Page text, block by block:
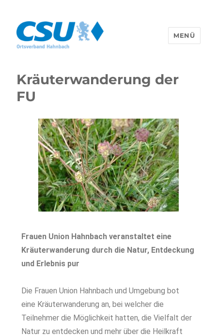
MENÜ
Kräuterwanderung der
FU
Frauen Union Hahnbach veranstaltet eine
Kräuterwanderung durch die Natur, Entdeckung
und Erlebnis pur
Die Frauen Union Hahnbach und Umgebung bot
eine Kräuterwanderung an, bei welcher die
Teilnehmer die Möglichkeit hatten, die Vielfalt der
Natur zu entdecken und mehr über die Heilkraft